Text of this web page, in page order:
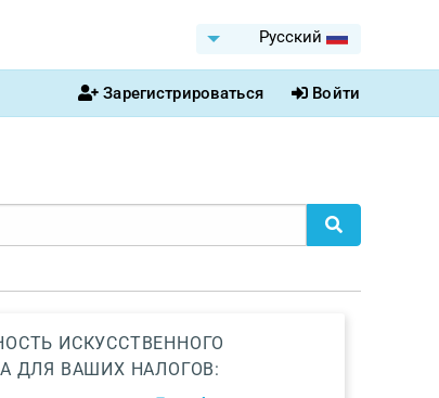
Pусский
Зарегистрироваться Войти
ИСКУССТВЕННОГО
ДЛЯ ВАШИХ НАЛОГОВ: